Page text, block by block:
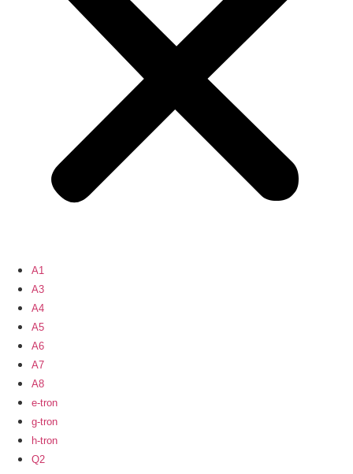
A1
A3
A4
A5
A6
A7
A8
e-tron
g-tron
h-tron
Q2